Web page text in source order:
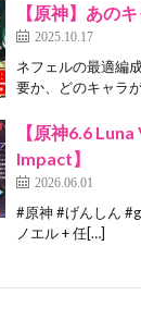
【原神】あの
2025.10.17
ネフェルの最適編
要か、どのキャラ
【原神6.6
Impact】
2026.06.01
#原神 #げんしん
ノエル + 任[…]